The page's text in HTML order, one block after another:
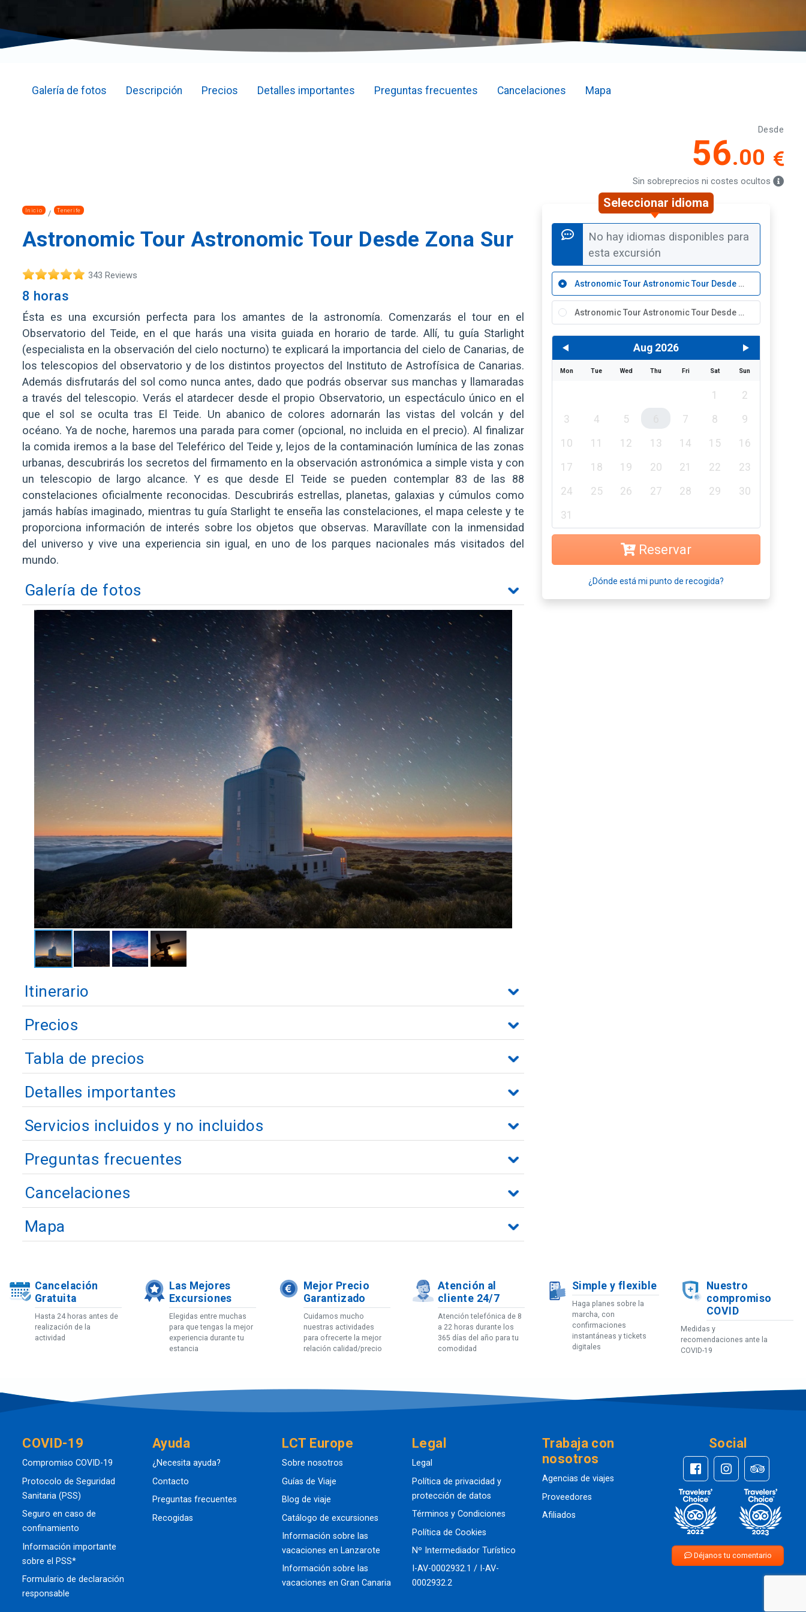
Galería de fotos Descripción Precios Detalles importantes Preguntas frecuentes Cancelaciones Mapa
Desde
56.00
Sin sobreprecios ni costes ocultos
Inicio Tenerife
Astronomic Tour Astronomic Tour Desde Zona Sur
343 Reviews
8 horas
Ésta es una excursión perfecta para los amantes de la astronomía. Comenzarás el tour en el
Observatorio del Teide, en el que harás una visita guiada en horario de tarde. Allí, tu guía Starlight
(especialista en la observación del cielo nocturno) te explicará la importancia del cielo de Canarias, de
los telescopios del observatorio y de los distintos proyectos del Instituto de Astrofísica de Canarias.
Además disfrutarás del sol como nunca antes, dado que podrás observar sus manchas y llamaradas
a través del telescopio. Verás el atardecer desde el propio Observatorio, un espectáculo único en el
que el sol se oculta tras El Teide. Un abanico de colores adornarán las vistas del volcán y del
océano. Ya de noche, haremos una parada para comer (opcional, no incluida en el precio). Al finalizar
la comida iremos a la base del Teleférico del Teide y, lejos de la contaminación lumínica de las zonas
urbanas, descubrirás los secretos del firmamento en la observación astronómica a simple vista y con
un telescopio de largo alcance. Y es que desde El Teide se pueden contemplar 83 de las 88
constelaciones oficialmente reconocidas. Descubrirás estrellas, planetas, galaxias y cúmulos como
jamás habías imaginado, mientras tu guía Starlight te enseña las constelaciones, el mapa celeste y te
proporciona información de interés sobre los objetos que observas. Maravíllate con la inmensidad
del universo y vive una experiencia sin igual, en uno de los parques nacionales más visitados del
mundo.
Galería de fotos
Itinerario
Precios
Tabla de precios
Detalles importantes
Servicios incluidos y no incluidos
Preguntas frecuentes
Cancelaciones
Mapa
Seleccionar idioma
No hay idiomas disponibles para
esta excursión
Astronomic Tour Astronomic Tour Desde Zona Sur
Astronomic Tour Astronomic Tour Desde Zona Norte
Aug 2026
Mon Tue Wed Thu Fri Sat Sun
1
2
3
4 5 7 8
9
10
11 12 13 14 15
16
17
18 19 20 21 22
23
24
25 26 27 28 29
30
31
Reservar
¿Dónde está mi punto de recogida?
Cancelación
Gratuita
Hasta 24 horas antes de
realización de la
actividad
Las Mejores
Excursiones
Elegidas entre muchas
para que tengas la mejor
experiencia durante tu
estancia
Mejor Precio
Garantizado
Cuidamos mucho
nuestras actividades
para ofrecerte la mejor
relación calidad/precio
Atención al
cliente 24/7
Atención telefónica de 8
a 22 horas durante los
365 días del año para tu
comodidad
Simple y flexible
Haga planes sobre la
marcha, con
confirmaciones
instantáneas y tickets
digitales
Nuestro
compromiso
COVID
Medidas y
recomendaciones ante la
COVID-19
COVID-19
Compromiso COVID-19
Protocolo de Seguridad
Sanitaria (PSS)
Seguro en caso de
confinamiento
Información importante
sobre el PSS*
Formulario de declaración
responsable
Ayuda
¿Necesita ayuda?
Contacto
Preguntas frecuentes
Recogidas
LCT Europe
Sobre nosotros
Guías de Viaje
Blog de viaje
Catálogo de excursiones
Información sobre las
vacaciones en Lanzarote
Información sobre las
vacaciones en Gran Canaria
Legal
Legal
Política de privacidad y
protección de datos
Términos y Condiciones
Política de Cookies
Nº Intermediador Turístico
I-AV-0002932.1 / I-AV-
0002932.2
Trabaja con
nosotros
Agencias de viajes
Proveedores
Afiliados
Social
Déjanos tu comentario